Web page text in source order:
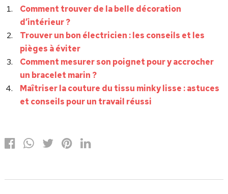
Comment trouver de la belle décoration
d’intérieur ?
Trouver un bon électricien : les conseils et les
pièges à éviter
Comment mesurer son poignet pour y accrocher
un bracelet marin ?
Maîtriser la couture du tissu minky lisse : astuces
et conseils pour un travail réussi